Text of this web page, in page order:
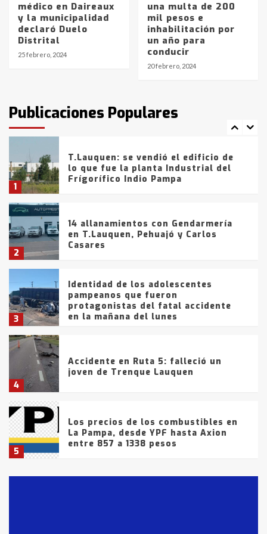
médico en Daireaux
y la municipalidad
declaró Duelo
Distrital
25 febrero, 2024
una multa de 200
mil pesos e
inhabilitación por
un año para
conducir
20 febrero, 2024
Publicaciones Populares
6
La Bolsa de Cereales de Bahía
Blanca anticipa que Agosto vendrá
con lluvias y heladas, en gran parte
fueron detenidos por
comercialización de drogas en la
tarde del sábado
1
T.Lauquen: se vendió el edificio de
lo que fue la planta Industrial del
Frígorífico Indio Pampa
2
14 allanamientos con Gendarmería
en T.Lauquen, Pehuajó y Carlos
Casares
3
Identidad de los adolescentes
pampeanos que fueron
protagonistas del fatal accidente
en la mañana del lunes
4
Accidente en Ruta 5: falleció un
joven de Trenque Lauquen
5
Los precios de los combustibles en
La Pampa, desde YPF hasta Axion
entre 857 a 1338 pesos